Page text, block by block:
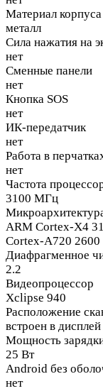
Материал корпуса
металл
Сила нажатия на
нет
Сменные панели
нет
Кнопка SOS
нет
ИК-передатчик
нет
Работа в
нет
Частота
3100 МГц
ARM Cortex-X4
Cortex-A720
Диафрагменное
2.2
Видеопроцессор
Xclipse 940
Расположение
встроен в дисплей
Мощность
25 Вт
Android без
нет